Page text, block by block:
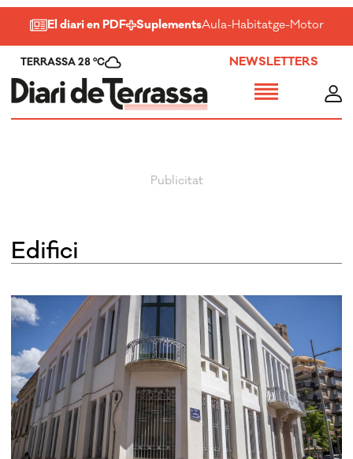
El diari en PDF SuplementsAula-Habitatge-Motor-
TERRASSA 28 ºC NEWSLETTERS
edifici